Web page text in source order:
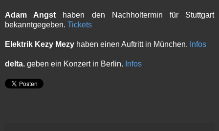
Adam Angst haben den Nachholtermin für Stuttgart
bekanntgegeben. Tickets
Elektrik Kezy Mezy haben einen Auftritt in München. Infos
delta. geben ein Konzert in Berlin. Infos